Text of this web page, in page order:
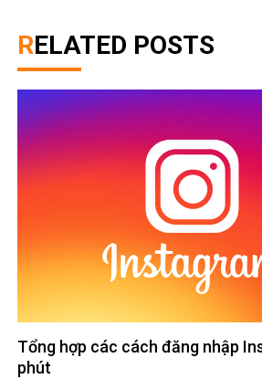
RELATED POSTS
Tổng hợp các cách đăng nhập
phút